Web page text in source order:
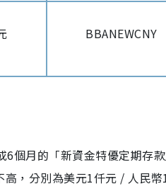
BBANEWCNY
6個月的「新資金特優定期存
高，分別為美元1仟元 / 人民幣